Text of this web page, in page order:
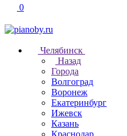
0
Челябинск
Назад
Города
Волгоград
Воронеж
Екатеринбург
Ижевск
Казань
Краснодар